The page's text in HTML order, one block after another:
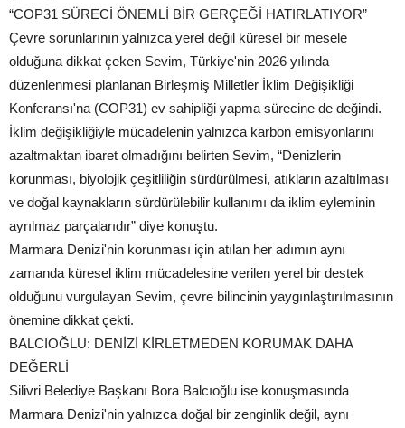
“COP31 SÜRECİ ÖNEMLİ BİR GERÇEĞİ HATIRLATIYOR”
Çevre sorunlarının yalnızca yerel değil küresel bir mesele
olduğuna dikkat çeken Sevim, Türkiye'nin 2026 yılında
düzenlenmesi planlanan Birleşmiş Milletler İklim Değişikliği
Konferansı'na (COP31) ev sahipliği yapma sürecine de değindi.
İklim değişikliğiyle mücadelenin yalnızca karbon emisyonlarını
azaltmaktan ibaret olmadığını belirten Sevim, “Denizlerin
korunması, biyolojik çeşitliliğin sürdürülmesi, atıkların azaltılması
ve doğal kaynakların sürdürülebilir kullanımı da iklim eyleminin
ayrılmaz parçalarıdır” diye konuştu.
Marmara Denizi'nin korunması için atılan her adımın aynı
zamanda küresel iklim mücadelesine verilen yerel bir destek
olduğunu vurgulayan Sevim, çevre bilincinin yaygınlaştırılmasının
önemine dikkat çekti.
BALCIOĞLU: DENİZİ KİRLETMEDEN KORUMAK DAHA
DEĞERLİ
Silivri Belediye Başkanı Bora Balcıoğlu ise konuşmasında
Marmara Denizi'nin yalnızca doğal bir zenginlik değil, aynı